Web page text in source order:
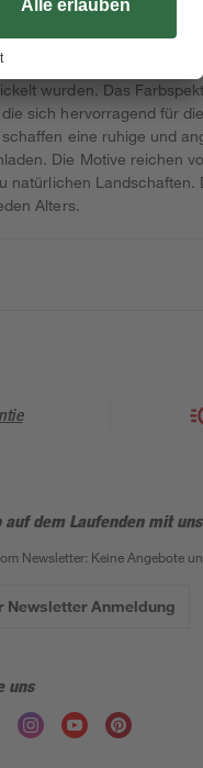
'LILLY & LUIS' bietet
wurden. Das
sich hervorragend für
eine ruhige und
Die Motive reichen
natürlichen
Alters.
auf dem Laufenden mit
Newsletter: Keine Angebote
Newsletter Anmeldung
uns